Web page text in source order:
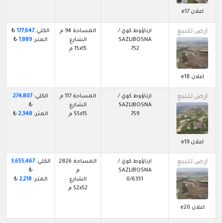
اعلان e17
ارض للبيع
اعلان e18
ارناؤوط كوي /
SAZLIBOSNA
752
المساحة 94 م
الشارع
15x15 م
الكلي:177,647
₺
المتر:1,889
₺
ارض للبيع
اعلان e19
ارناؤوط كوي /
SAZLIBOSNA
759
المساحة 117 م
الشارع
55x15 م
الكلي:274,807
₺
المتر: 2,348
₺
ارض للبيع
اعلان e20
ارناؤوط كوي /
SAZLIBOSNA
0/6351
المساحة 2826
م
الشارع
52x52 م
الكلي:3,655,467
₺
المتر:2,218
₺